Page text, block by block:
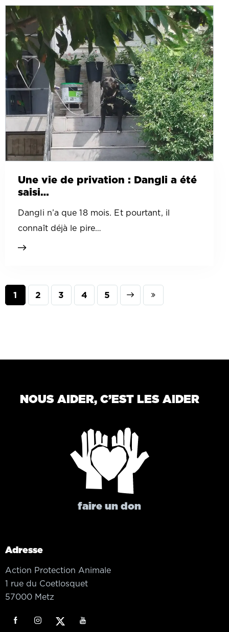
Une vie de privation : Dangli a été
saisi…
Dangli n’a que 18 mois. Et pourtant, il
connaît déjà le pire…
1 2 3 4 5
Next Last
NOUS AIDER, C’EST LES AIDER
faire un don
Adresse
Action Protection Animale
1 rue du Coetlosquet
57000 Metz